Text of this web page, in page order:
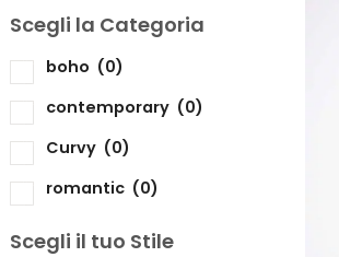
Scegli la Categoria
boho (0)
contemporary (0)
Curvy (0)
romantic (0)
Scegli il tuo Stile